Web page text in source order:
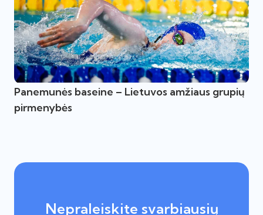
Panemunės baseine – Lietuvos amžiaus grupių
pirmenybės
Nepraleiskite svarbiausių